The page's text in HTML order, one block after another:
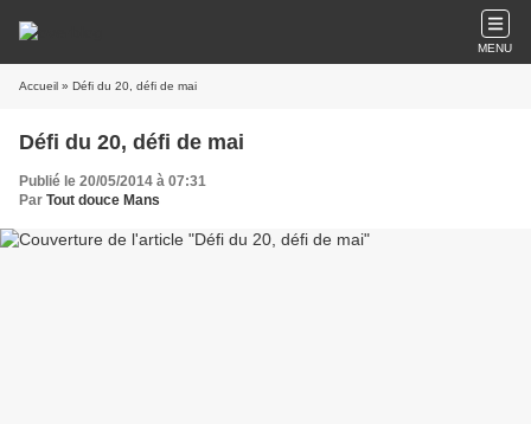
MENU
Accueil » Défi du 20, défi de mai
Défi du 20, défi de mai
Publié le 20/05/2014 à 07:31
Par Tout douce Mans